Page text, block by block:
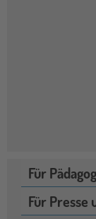
Für
Für Presse